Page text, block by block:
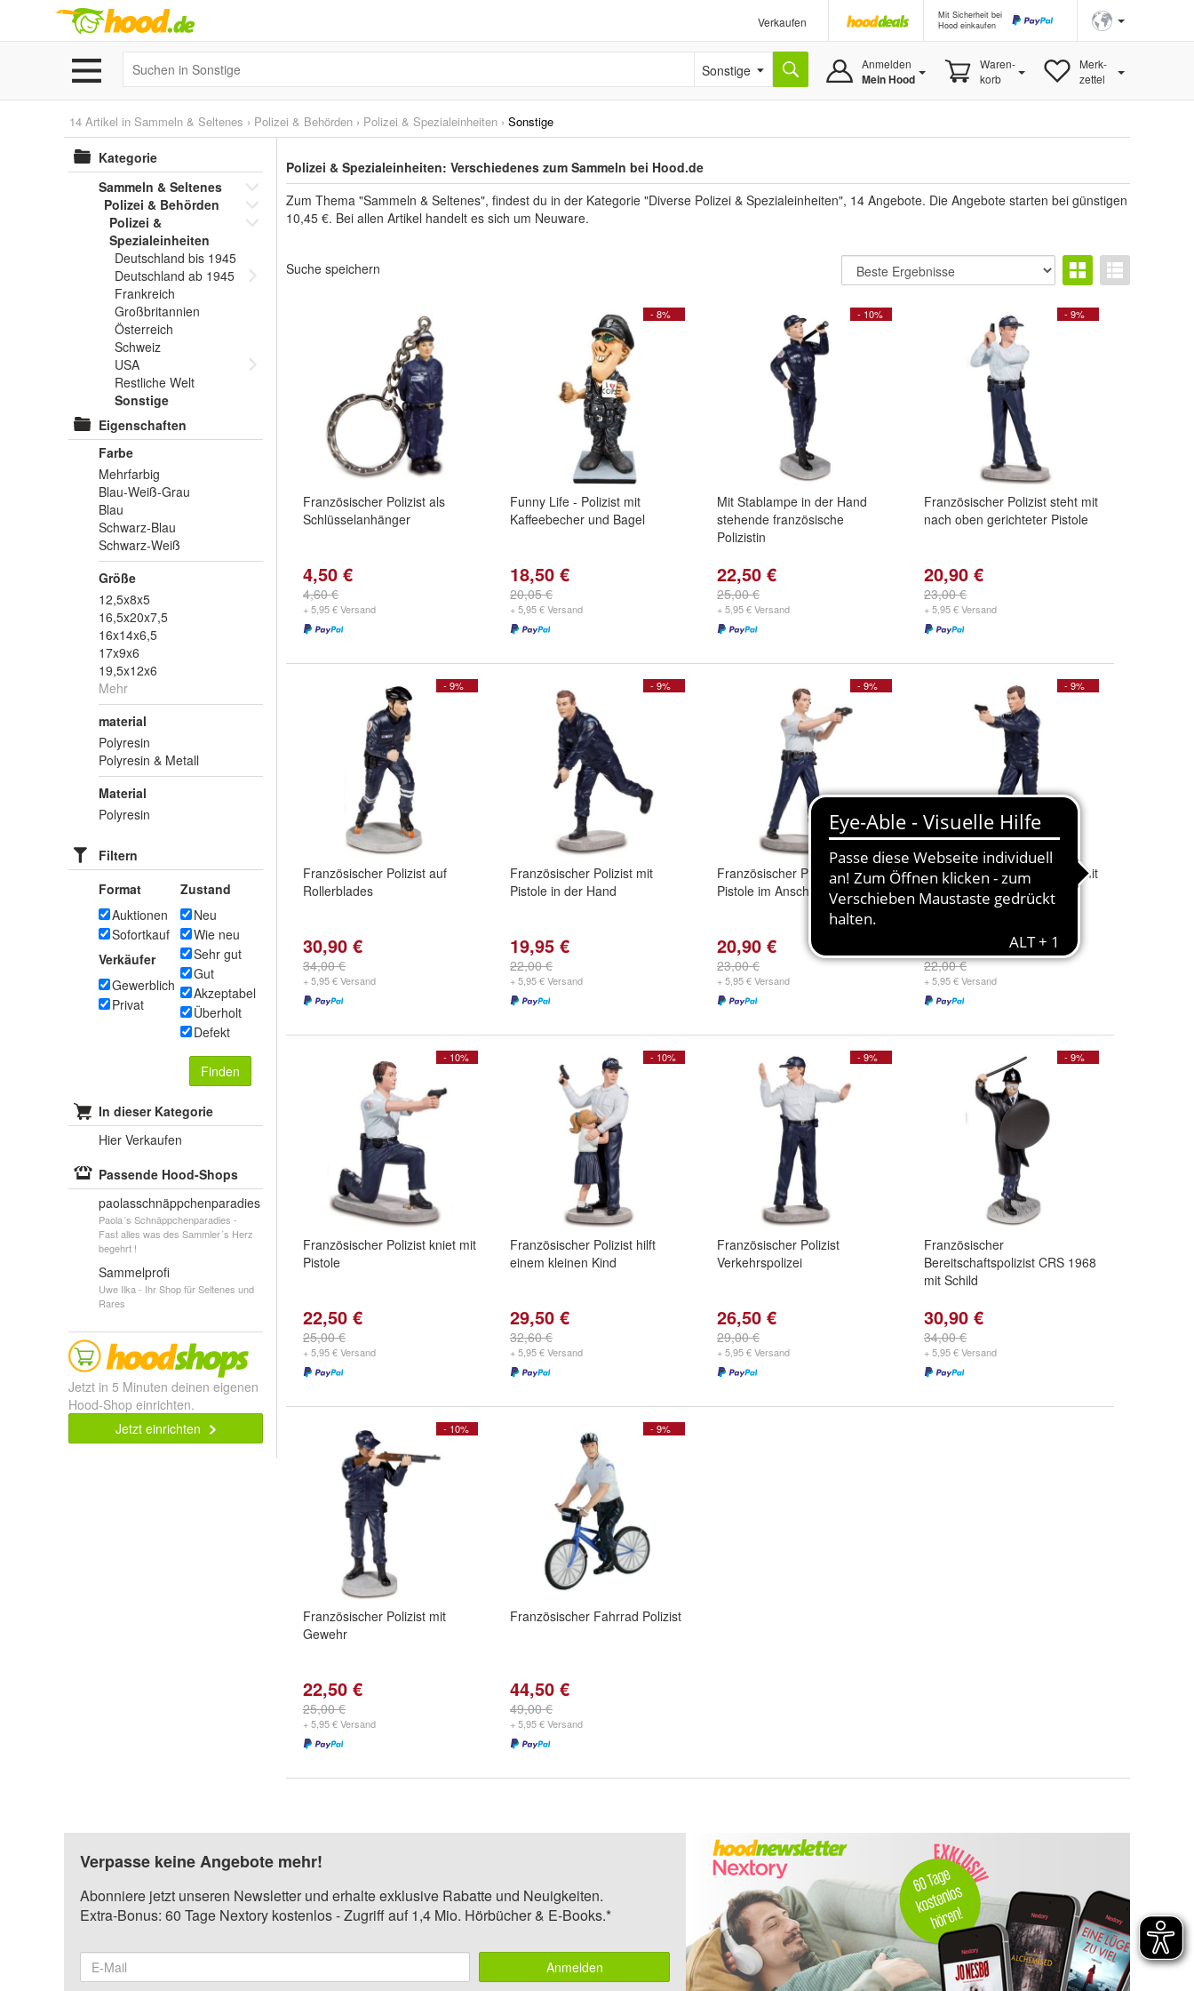
Verkaufen
Mit Sicherheit bei
Hood einkaufen
Sonstige Anmelden
Mein Hood
Waren-
korb
Merk-
zettel
14 Artikel in Sammeln & Seltenes › Polizei & Behörden › Polizei & Spezialeinheiten › Sonstige
Kategorie
Sammeln & Seltenes
Polizei & Behörden
Polizei &
Spezialeinheiten
Deutschland bis 1945
Deutschland ab 1945
Frankreich
Großbritannien
Österreich
Schweiz
USA
Restliche Welt
Sonstige
Eigenschaften
Farbe
Mehrfarbig
Blau-Weiß-Grau
Blau
Schwarz-Blau
Schwarz-Weiß
Größe
12,5x8x5
16,5x20x7,5
16x14x6,5
17x9x6
19,5x12x6
Mehr
material
Polyresin
Polyresin & Metall
Material
Polyresin
Filtern
Format
Auktionen
Sofortkauf
Verkäufer
Gewerblich
Privat
Zustand
Neu
Wie neu
Sehr gut
Gut
Akzeptabel
Überholt
Defekt
Finden
In dieser Kategorie
Hier Verkaufen
Passende Hood-Shops
paolasschnäppchenparadies
Paola´s Schnäppchenparadies -
Fast alles was des Sammler´s Herz
begehrt !
Sammelprofi
Uwe Ilka - Ihr Shop für Seltenes und
Rares
Jetzt in 5 Minuten deinen eigenen
Hood-Shop einrichten.
Jetzt einrichten
Polizei & Spezialeinheiten: Verschiedenes zum Sammeln bei Hood.de
Zum Thema "Sammeln & Seltenes", findest du in der Kategorie "Diverse Polizei & Spezialeinheiten", 14 Angebote. Die Angebote starten bei günstigen
10,45 €. Bei allen Artikel handelt es sich um Neuware.
Suche speichern
Französischer Polizist als
Schlüsselanhänger
4,50 €
4,60 €
+ 5,95 € Versand
- 8%
Funny Life - Polizist mit
Kaffeebecher und Bagel
18,50 €
20,05 €
+ 5,95 € Versand
- 10%
Mit Stablampe in der Hand
stehende französische
Polizistin
22,50 €
25,00 €
+ 5,95 € Versand
- 9%
Französischer Polizist steht mit
nach oben gerichteter Pistole
20,90 €
23,00 €
+ 5,95 € Versand
- 9%
Französischer Polizist auf
Rollerblades
30,90 €
34,00 €
+ 5,95 € Versand
- 9%
Französischer Polizist mit
Pistole in der Hand
19,95 €
22,00 €
+ 5,95 € Versand
- 9%
Französischer Polizist mit
Pistole im Anschlag
20,90 €
23,00 €
+ 5,95 € Versand
- 9%
Französischer Polizist steht mit
Pistole
22,00 €
+ 5,95 € Versand
- 10%
Französischer Polizist kniet mit
Pistole
22,50 €
25,00 €
+ 5,95 € Versand
- 10%
Französischer Polizist hilft
einem kleinen Kind
29,50 €
32,60 €
+ 5,95 € Versand
- 9%
Französischer Polizist
Verkehrspolizei
26,50 €
29,00 €
+ 5,95 € Versand
- 9%
Französischer
Bereitschaftspolizist CRS 1968
mit Schild
30,90 €
34,00 €
+ 5,95 € Versand
- 10%
Französischer Polizist mit
Gewehr
22,50 €
25,00 €
+ 5,95 € Versand
- 9%
Französischer Fahrrad Polizist
44,50 €
49,00 €
+ 5,95 € Versand
Verpasse keine Angebote mehr!
Abonniere jetzt unseren Newsletter und erhalte exklusive Rabatte und Neuigkeiten.
Extra-Bonus: 60 Tage Nextory kostenlos - Zugriff auf 1,4 Mio. Hörbücher & E-Books.*
Anmelden